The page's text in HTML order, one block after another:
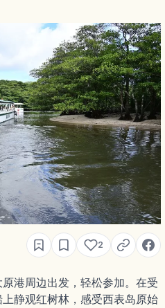
2
港周边出发，轻松参加。在受
静观红树林，感受西表岛原始